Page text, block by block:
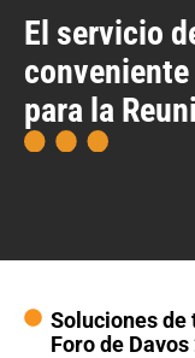
El servicio
conveniente
para la
Soluciones
Foro de Davos